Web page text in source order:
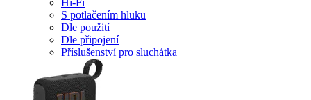
Hi-Fi
S potlačením hluku
Dle použití
Dle připojení
Příslušenství pro sluchátka